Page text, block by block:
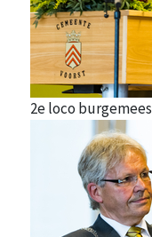
2e loco